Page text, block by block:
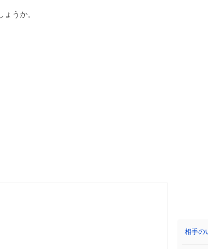
うか。
相手の